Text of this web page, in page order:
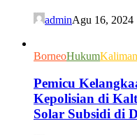
adminAgu 16, 2024
BorneoHukum
Pemicu
Kepolisian di
Solar Subsidi di